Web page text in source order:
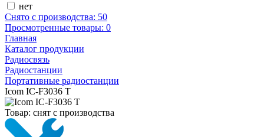
нет
Снято с производства: 50
Просмотренные товары: 0
Главная
Каталог продукции
Радиосвязь
Радиостанции
Портативные радиостанции
Icom IC-F3036 T
Товар: снят с производства